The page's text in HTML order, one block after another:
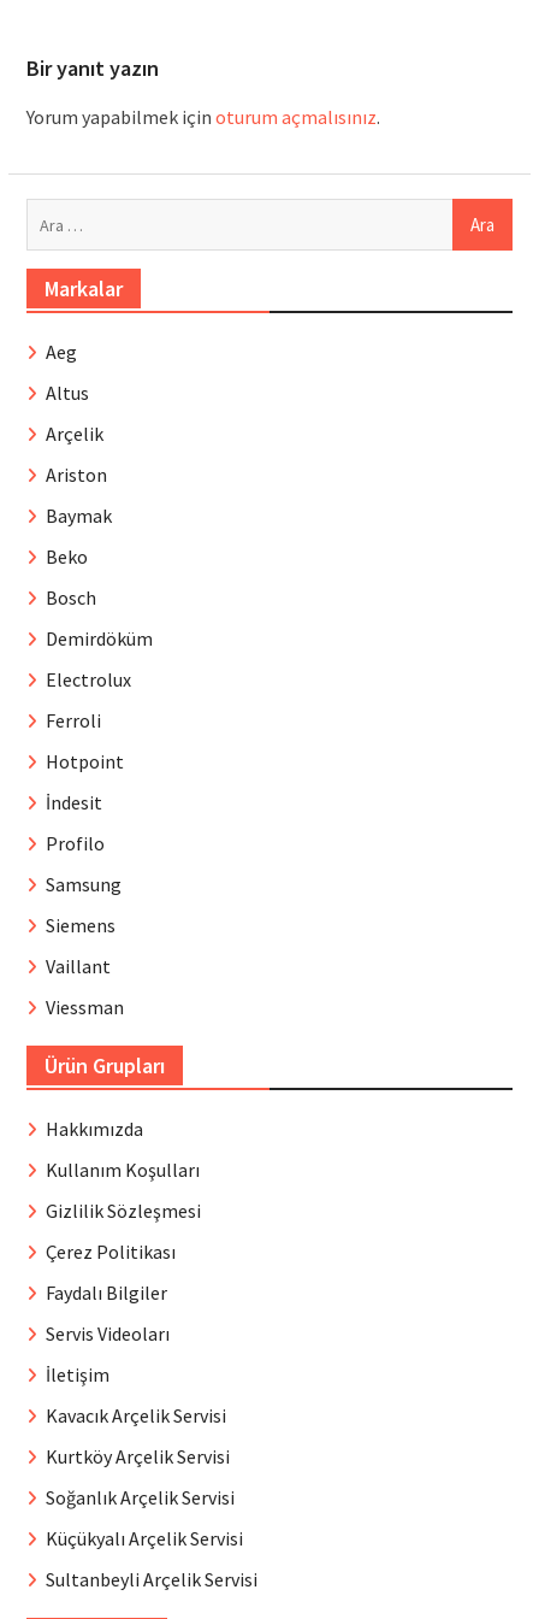
Bir yanıt yazın
Yorum yapabilmek için oturum açmalısınız.
Markalar
Aeg
Altus
Arçelik
Ariston
Baymak
Beko
Bosch
Demirdöküm
Electrolux
Ferroli
Hotpoint
İndesit
Profilo
Samsung
Siemens
Vaillant
Viessman
Ürün Grupları
Hakkımızda
Kullanım Koşulları
Gizlilik Sözleşmesi
Çerez Politikası
Faydalı Bilgiler
Servis Videoları
İletişim
Kavacık Arçelik Servisi
Kurtköy Arçelik Servisi
Soğanlık Arçelik Servisi
Küçükyalı Arçelik Servisi
Sultanbeyli Arçelik Servisi